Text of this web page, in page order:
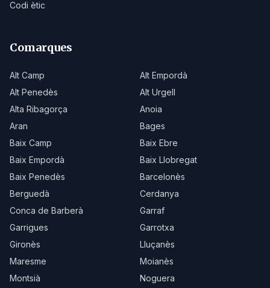
Codi ètic
Comarques
Alt Camp
Alt Empordà
Alt Penedès
Alt Urgell
Alta Ribagorça
Anoia
Aran
Bages
Baix Camp
Baix Ebre
Baix Empordà
Baix Llobregat
Baix Penedès
Barcelonès
Berguedà
Cerdanya
Conca de Barberà
Garraf
Garrigues
Garrotxa
Gironès
Lluçanès
Maresme
Moianès
Montsià
Noguera